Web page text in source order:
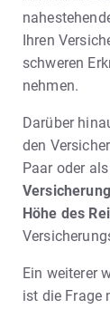
Ihren
schweren
nehmen.
Darüber
den
Paar oder
Höhe des
Ein weiterer
ist die Frage